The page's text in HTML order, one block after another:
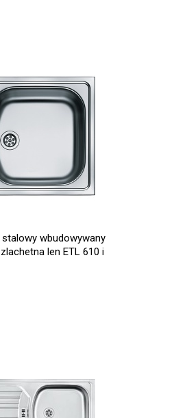
wbudowywany
len ETL 610 i